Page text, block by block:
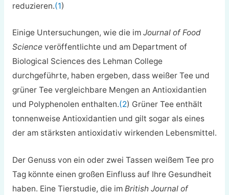
reduzieren.(1)
Einige Untersuchungen, wie die im Journal of Food
Scienceveröffentlichte und am Department of
Biological Sciences des Lehman College
durchgeführte, haben ergeben, dass weißer Tee und
grüner Tee vergleichbare Mengen an Antioxidantien
und Polyphenolen enthalten.(2) Grüner Tee enthält
tonnenweise Antioxidantien und gilt sogar als eines
der am stärksten antioxidativ wirkenden Lebensmittel.
Der Genuss von ein oder zwei Tassen weißem Tee pro
Tag könnte einen großen Einfluss auf Ihre Gesundheit
haben. Eine Tierstudie, die imBritish Journal of